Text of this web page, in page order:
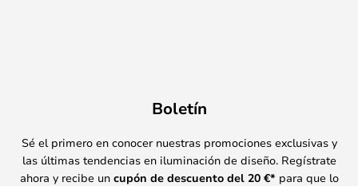
Boletín
Sé el primero en conocer nuestras promociones exclusivas y
las últimas tendencias en iluminación de diseño. Regístrate
ahora y recibe un cupón de descuento del 20 €* para que lo